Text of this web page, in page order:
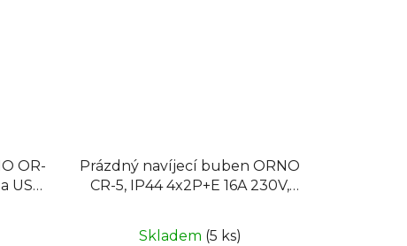
OR-
USB-
Prázdný navíjecí buben ORNO
CR-5, IP44 4x2P+E 16A 230V,
Skladem (5 ks)